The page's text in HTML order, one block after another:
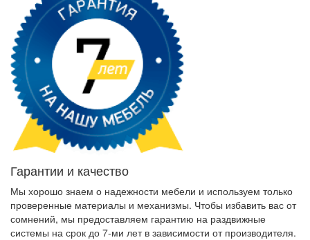
Гарантии и качество
Мы хорошо знаем о надежности мебели и используем только
проверенные материалы и механизмы. Чтобы избавить вас от
сомнений, мы предоставляем гарантию на раздвижные
системы на срок до 7-ми лет в зависимости от производителя.